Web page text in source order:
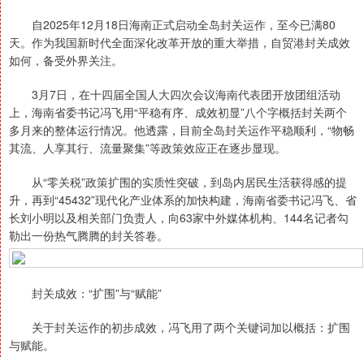
自2025年12月18日海南正式启动全岛封关运作，至今已满80
天。作为我国新时代全面深化改革开放的重大举措，自贸港封关成效
如何，备受外界关注。
3月7日，在十四届全国人大四次会议海南代表团开放团组活动
上，海南省委书记冯飞用“平稳有序、成效初显”八个字概括封关两个
多月来的整体运行情况。他透露，目前全岛封关运作平稳顺利，“物畅
其流、人享其行、流量聚集”等政策效应正在逐步显现。
从“零关税”政策扩围的实质性突破，到岛内居民生活获得感的提
升，再到“45432”现代化产业体系的加快构建，海南省委书记冯飞、省
长刘小明以及相关部门负责人，向63家中外媒体机构、144名记者勾
勒出一份热气腾腾的封关答卷。
封关成效：“扩围”与“赋能”
关于封关运作的初步成效，冯飞用了两个关键词加以概括：扩围
与赋能。